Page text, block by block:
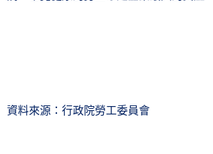
資料來源：行政院勞工委員會